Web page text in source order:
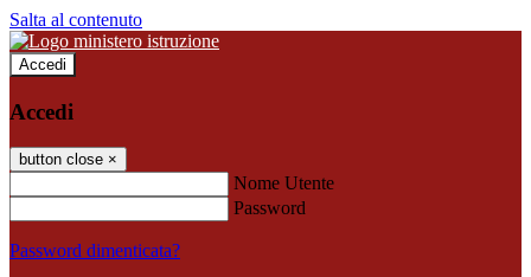
Salta al contenuto
Accedi
Accedi
button close ×
Nome Utente
Password
Password dimenticata?